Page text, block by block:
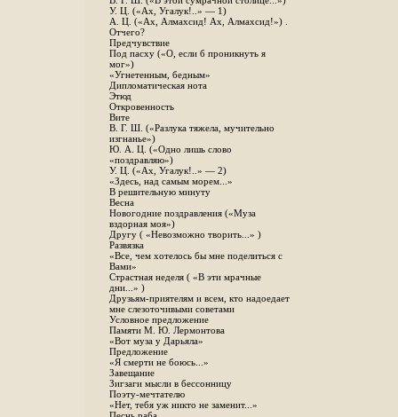
У. Ц. («Ах, Угалук!..» — 1)
А. Ц. («Ах, Алмахсид! Ах, Алмахсид!») .
Отчего?
Предчувствие
Под пасху («О, если б проникнуть я
мог»)
«Угнетенным, бедным»
Дипломатическая нота
Этюд
Откровенность
Вите
B. Г. Ш. («Разлука тяжела, мучительно
изгнанье»)
Ю. А. Ц. («Одно лишь слово
«поздравляю»)
У. Ц. («Ах, Угалук!..» — 2)
«Здесь, над самым морем...»
В решительную минуту
Весна
Новогодние поздравления («Муза
вздорная моя»)
Другу ( «Невозможно творить...» )
Развязка
«Все, чем хотелось бы мне поделиться с
Вами»
Страстная неделя ( «В эти мрачные
дни...» )
Друзьям-приятелям и всем, кто надоедает
мне слезоточивыми советами
Условное предложение
Памяти М. Ю. Лермонтова
«Вот муза у Дарьяла»
Предложение
«Я смерти не боюсь...»
Завещание
Зигзаги мысли в бессонницу
Поэту-мечтателю
«Нет, тебя уж никто не заменит...»